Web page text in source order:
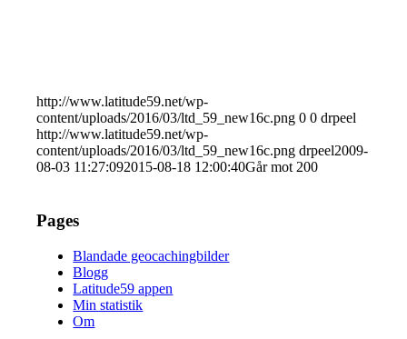
http://www.latitude59.net/wp-
content/uploads/2016/03/ltd_59_new16c.png 0 0 drpeel
http://www.latitude59.net/wp-
content/uploads/2016/03/ltd_59_new16c.png drpeel2009-
08-03 11:27:092015-08-18 12:00:40Går mot 200
Pages
Blandade geocachingbilder
Blogg
Latitude59 appen
Min statistik
Om